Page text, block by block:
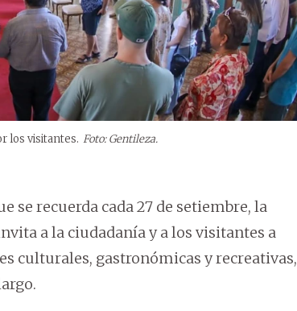
los visitantes. Foto: Gentileza.
se recuerda cada 27 de setiembre, la
a la ciudadanía y a los visitantes a
culturales, gastronómicas y recreativas,